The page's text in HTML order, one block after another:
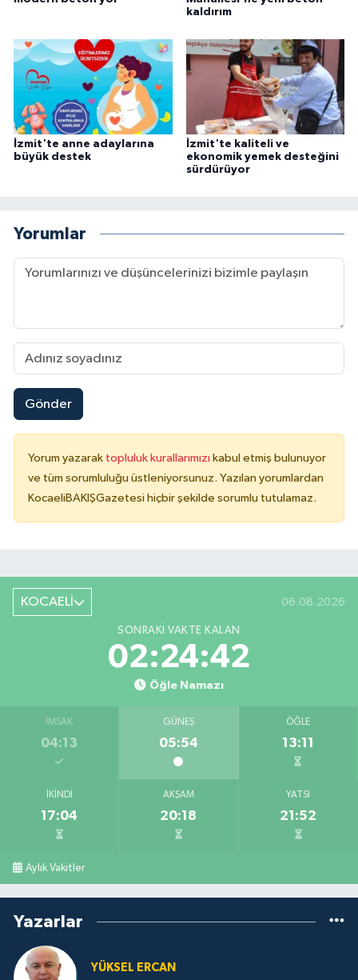
kaldırım
İzmit'te anne adaylarına
büyük destek
İzmit'te kaliteli ve
ekonomik yemek desteğini
sürdürüyor
Yorumlar
Gönder
Yorum yazarak topluluk kurallarımızı kabul etmiş bulunuyor
ve tüm sorumluluğu üstleniyorsunuz. Yazılan yorumlardan
KocaeliBAKIŞGazetesi hiçbir şekilde sorumlu tutulamaz.
KOCAELİ 06.08.2026
SONRAKI VAKTE KALAN
02:24:42
Öğle Namazı
İMSAK
04:13
GÜNEŞ
05:54
ÖĞLE
13:11
İKINDI
17:04
AKŞAM
20:18
YATSI
21:52
Aylık Vakitler
Yazarlar
YÜKSEL ERCAN